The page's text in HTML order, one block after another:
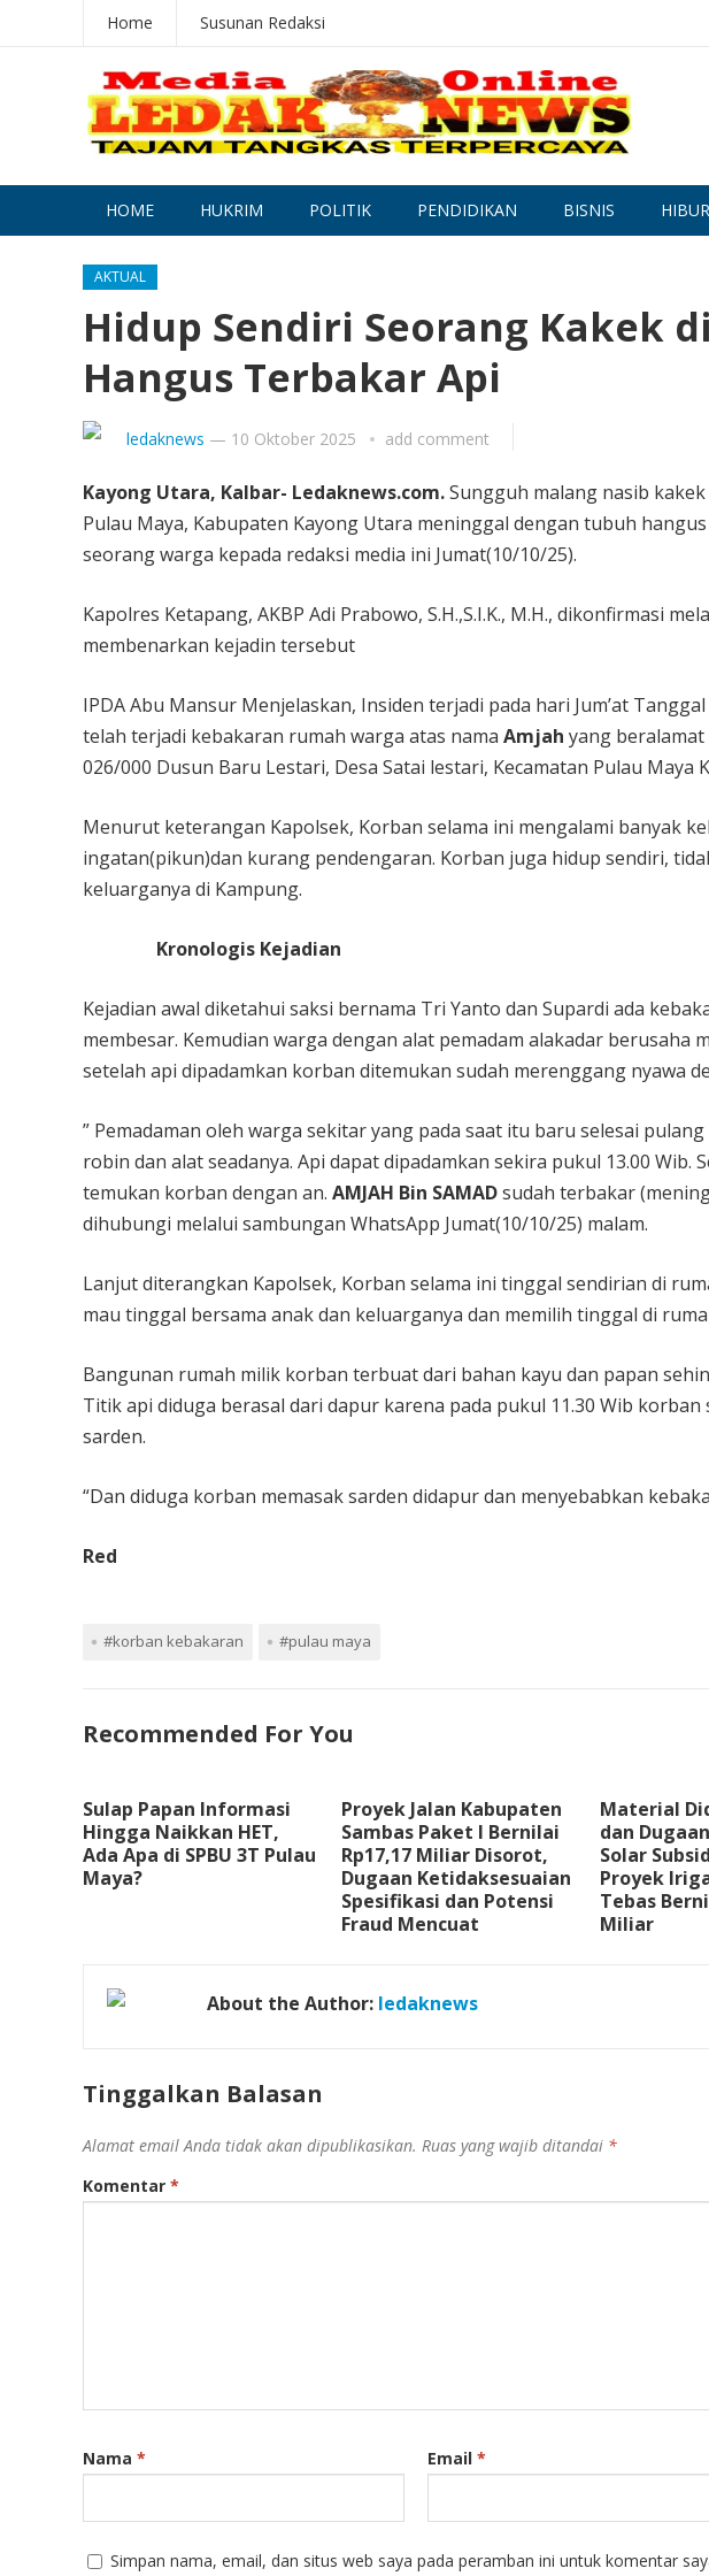
Home Susunan Redaksi
HOME HUKRIM POLITIK PENDIDIKAN BISNIS
AKTUAL
Hidup Sendiri Seorang Kakek
Hangus Terbakar Api
ledaknews — 10 Oktober 2025 add comment
Kayong Utara, Kalbar- Ledaknews.com.Sungguh malang nasib
Pulau Maya, Kabupaten Kayong Utara meninggal dengan tubuh
seorang warga kepada redaksi media ini Jumat(10/10/25).
Kapolres Ketapang, AKBP Adi Prabowo, S.H.,S.I.K., M.H., dikonfirmasi
membenarkan kejadin tersebut
IPDA Abu Mansur Menjelaskan, Insiden terjadi pada hari Jum’at
telah terjadi kebakaran rumah warga atas nama Amjah yang beralamat
026/000 Dusun Baru Lestari, Desa Satai lestari, Kecamatan Pulau Maya
Menurut keterangan Kapolsek, Korban selama ini mengalami banyak
ingatan(pikun)dan kurang pendengaran. Korban juga hidup sendiri,
keluarganya di Kampung.
Kronologis Kejadian
Kejadian awal diketahui saksi bernama Tri Yanto dan Supardi ada
membesar. Kemudian warga dengan alat pemadam alakadar berusaha
setelah api dipadamkan korban ditemukan sudah merenggang nyawa
” Pemadaman oleh warga sekitar yang pada saat itu baru selesai
robin dan alat seadanya. Api dapat dipadamkan sekira pukul 13.00 Wib.
temukan korban dengan an. AMJAH Bin SAMADsudah terbakar
dihubungi melalui sambungan WhatsApp Jumat(10/10/25) malam.
Lanjut diterangkan Kapolsek, Korban selama ini tinggal sendirian di
mau tinggal bersama anak dan keluarganya dan memilih tinggal di
Bangunan rumah milik korban terbuat dari bahan kayu dan papan
Titik api diduga berasal dari dapur karena pada pukul 11.30 Wib
sarden.
“Dan diduga korban memasak sarden didapur dan menyebabkan
Red
#korban kebakaran #pulau maya
Recommended For You
Sulap Papan Informasi
Hingga Naikkan HET,
Ada Apa di SPBU 3T Pulau
Maya?
Proyek Jalan Kabupaten
Sambas Paket I Bernilai
Rp17,17 Miliar Disorot,
Dugaan Ketidaksesuaian
Spesifikasi dan Potensi
Fraud Mencuat
Material
dan
Solar
Proyek
Tebas
Miliar
About the Author: ledaknews
Tinggalkan Balasan
Alamat email Anda tidak akan dipublikasikan. Ruas yang wajib ditandai *
Komentar *
Nama * Email *
Simpan nama, email, dan situs web saya pada peramban ini untuk komentar